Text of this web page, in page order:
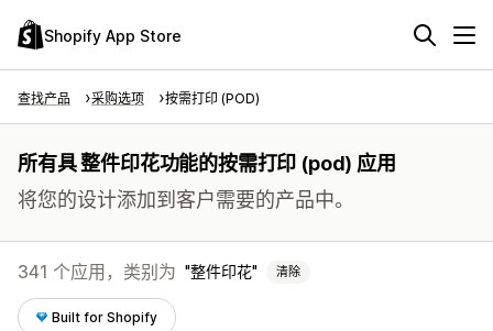
Shopify App Store
查找产品 采购选项 按需打印 (POD)
所有具 整件印花功能的按需打印 (pod) 应用
将您的设计添加到客户需要的产品中。
341 个应用，类别为 整件印花 清除
Built for Shopify